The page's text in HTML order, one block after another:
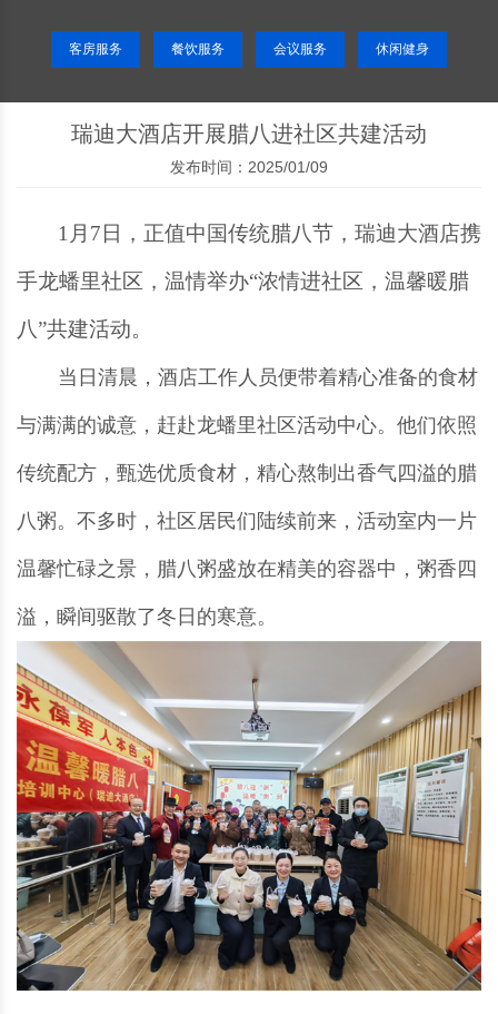
客房服务 餐饮服务 会议服务 休闲健身
瑞迪大酒店开展腊八进社区共建活动
发布时间：2025/01/09
1月7日，正值中国传统腊八节，瑞迪大酒店携
手龙蟠里社区，温情举办“浓情进社区，温馨暖腊
八”共建活动。
当日清晨，酒店工作人员便带着精心准备的食材
与满满的诚意，赶赴龙蟠里社区活动中心。他们依照
传统配方，甄选优质食材，精心熬制出香气四溢的腊
八粥。不多时，社区居民们陆续前来，活动室内一片
温馨忙碌之景，腊八粥盛放在精美的容器中，粥香四
溢，瞬间驱散了冬日的寒意。